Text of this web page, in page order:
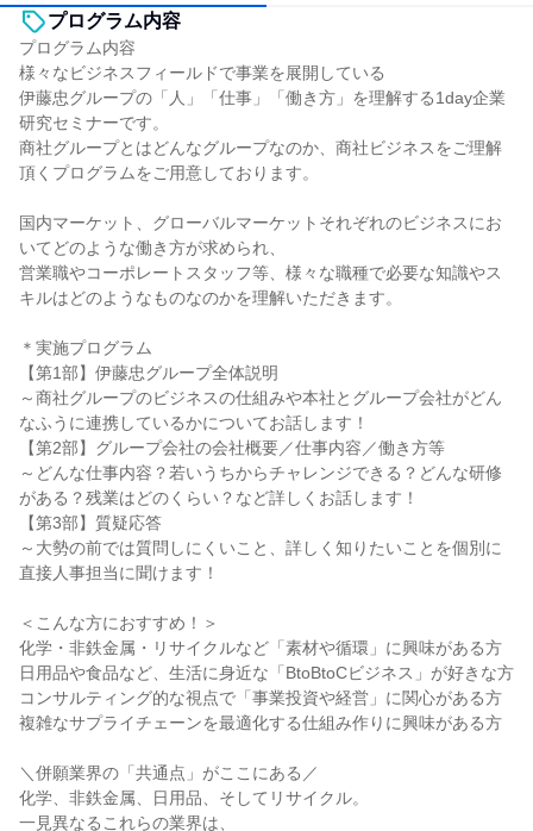
プログラム内容
プログラム内容
様々なビジネスフィールドで事業を展開している
伊藤忠グループの「人」「仕事」「働き方」を理解する1day企業
研究セミナーです。
商社グループとはどんなグループなのか、商社ビジネスをご理解
頂くプログラムをご用意しております。
国内マーケット、グローバルマーケットそれぞれのビジネスにお
いてどのような働き方が求められ、
営業職やコーポレートスタッフ等、様々な職種で必要な知識やス
キルはどのようなものなのかを理解いただきます。
＊実施プログラム
【第1部】伊藤忠グループ全体説明
～商社グループのビジネスの仕組みや本社とグループ会社がどん
なふうに連携しているかについてお話します！
【第2部】グループ会社の会社概要／仕事内容／働き方等
～どんな仕事内容？若いうちからチャレンジできる？どんな研修
がある？残業はどのくらい？など詳しくお話します！
【第3部】質疑応答
～大勢の前では質問しにくいこと、詳しく知りたいことを個別に
直接人事担当に聞けます！
＜こんな方におすすめ！＞
化学・非鉄金属・リサイクルなど「素材や循環」に興味がある方
日用品や食品など、生活に身近な「BtoBtoCビジネス」が好きな方
コンサルティング的な視点で「事業投資や経営」に関心がある方
複雑なサプライチェーンを最適化する仕組み作りに興味がある方
＼併願業界の「共通点」がここにある／
化学、非鉄金属、日用品、そしてリサイクル。
一見異なるこれらの業界は、